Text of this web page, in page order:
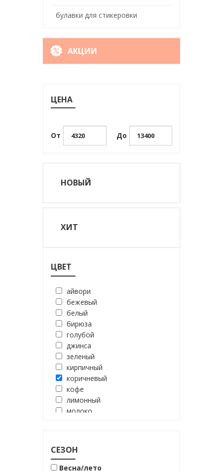
булавки для стикеровки
АКЦИИ
ЦЕНА
От До
НОВЫЙ
ХИТ
ЦВЕТ
айвори
бежевый
белый
бирюза
голубой
джинса
зеленый
кирпичный
коричневый
кофе
лимонный
молоко
оливковый
оранжевый
СЕЗОН
Весна/лето